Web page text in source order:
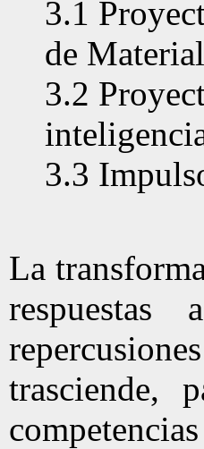
3.1
de
3.2
3.3
La
trasciende,